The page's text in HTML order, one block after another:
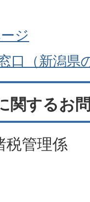
ジ
口（新潟県
関するお
税管理係